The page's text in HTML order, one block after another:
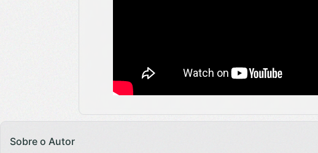
Sobre o Autor